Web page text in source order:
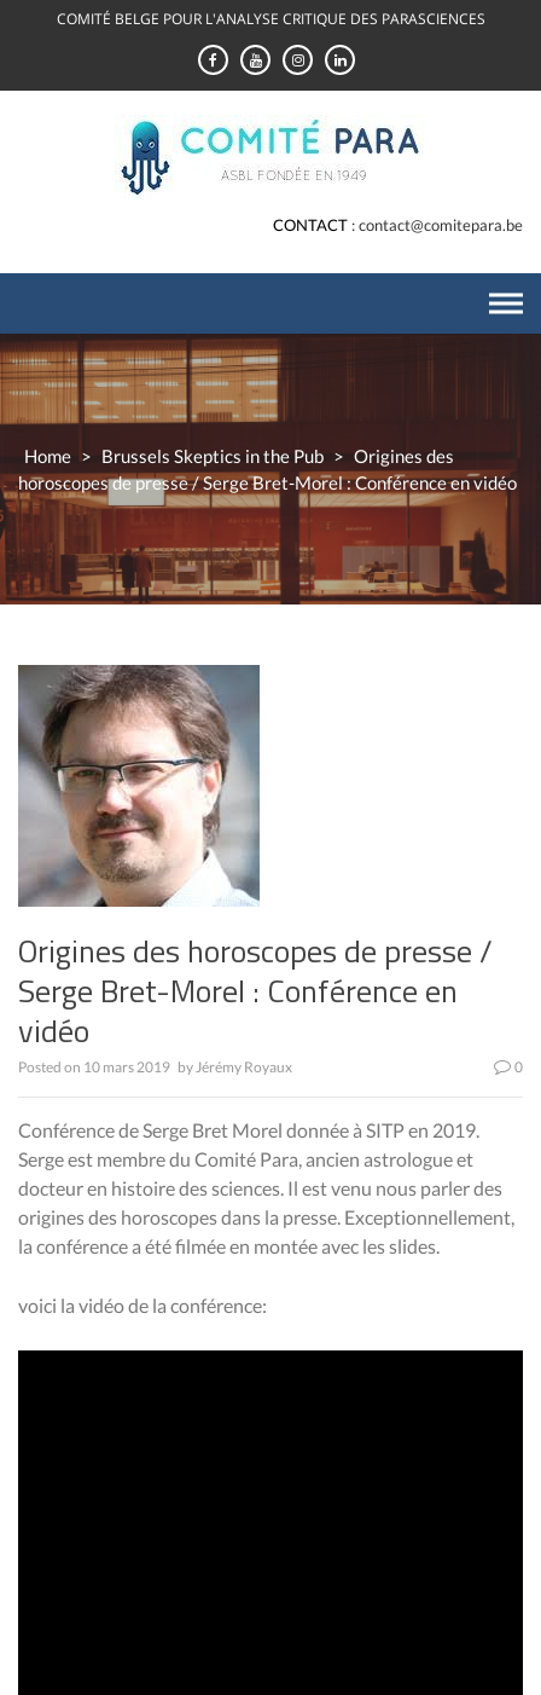
COMITÉ BELGE POUR L'ANALYSE CRITIQUE DES PARASCIENCES
CONTACT contact@comitepara.be
Home > Brussels Skeptics in the Pub > Origines des
horoscopes de presse / Serge Bret-Morel : Conférence en vidéo
Origines des horoscopes de presse /
Serge Bret-Morel : Conférence en
vidéo
Posted on 10 mars 2019 byJérémy Royaux 0
Conférence de Serge Bret Morel donnée à SITP en 2019.
Serge est membre du Comité Para, ancien astrologue et
docteur en histoire des sciences. Il est venu nous parler des
origines des horoscopes dans la presse. Exceptionnellement,
la conférence a été filmée en montée avec les slides.
voici la vidéo de la conférence: